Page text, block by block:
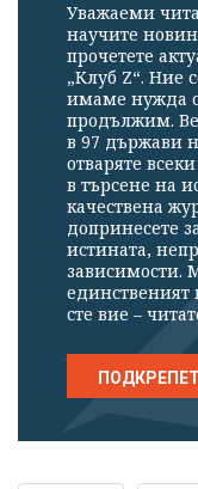
Уважаеми
научите
прочетете
„Клуб Z“. Ние
имаме нужда
продължим.
в 97 държави
отваряте
в търсене на
качествена
допринесете
истината,
зависимости.
сте вие –